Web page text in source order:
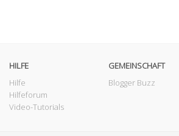
HILFE
Hilfe
Hilfeforum
Video-Tutorials
GEMEINSCHAFT
Blogger Buzz